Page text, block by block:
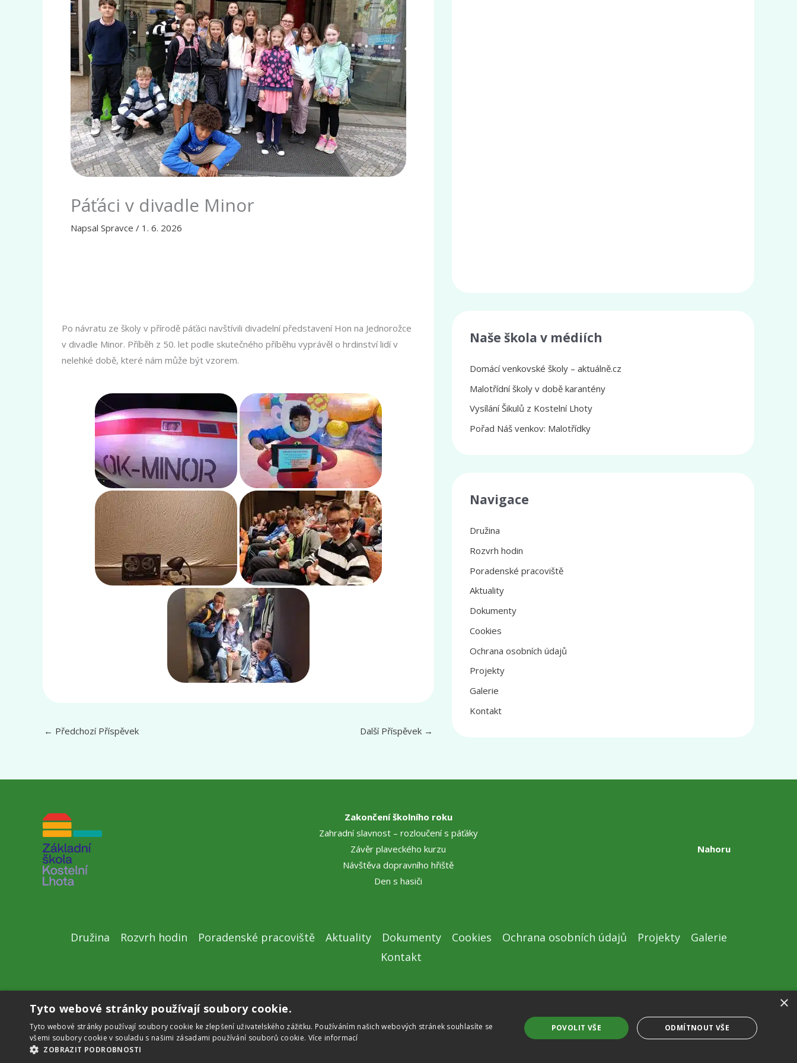
Páťáci v divadle Minor
Napsal Spravce / 1. 6. 2026
Po návratu ze školy v přírodě páťáci navštívili divadelní představení Hon na Jednorožce
v divadle Minor. Příběh z 50. let podle skutečného příběhu vyprávěl o hrdinství lidí v
nelehké době, které nám může být vzorem.
← Předchozí Příspěvek Další Příspěvek →
Naše škola v médiích
Domácí venkovské školy – aktuálně.cz
Malotřídní školy v době karantény
Vysílání Šikulů z Kostelní Lhoty
Pořad Náš venkov: Malotřídky
Navigace
Družina
Rozvrh hodin
Poradenské pracoviště
Aktuality
Dokumenty
Cookies
Ochrana osobních údajů
Projekty
Galerie
Kontakt
Zakončení školního roku
Zahradní slavnost – rozloučení s páťáky
Závěr plaveckého kurzu
Návštěva dopravního hřiště
Den s hasiči
Nahoru
Družina Rozvrh hodin Poradenské pracoviště Aktuality Dokumenty Cookies Ochrana osobních údajů Projekty
Galerie
Kontakt
Copyright © 2026 Základní škola v Kostelní Lhotě Created byngstranky.cz
×
Tyto webové stránky používají soubory cookie.
Tyto webové stránky používají soubory cookie ke zlepšení uživatelského zážitku. Používáním našich webových stránek souhlasíte se
všemi soubory cookie v souladu s našimi zásadami používání souborů cookie. Více informací
ZOBRAZIT PODROBNOSTI
POVOLIT VŠE ODMÍTNOUT VŠE